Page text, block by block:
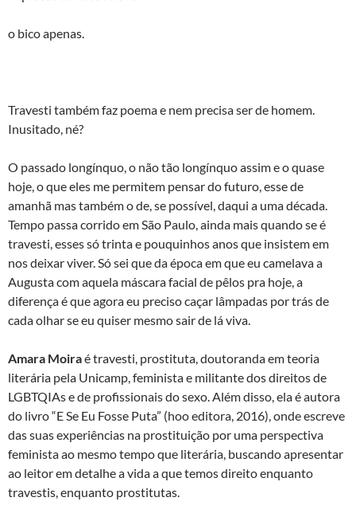
o bico apenas.
Travesti também faz poema e nem precisa ser de homem.
Inusitado, né?
O passado longínquo, o não tão longínquo assim e o quase
hoje, o que eles me permitem pensar do futuro, esse de
amanhã mas também o de, se possível, daqui a uma década.
Tempo passa corrido em São Paulo, ainda mais quando se é
travesti, esses só trinta e pouquinhos anos que insistem em
nos deixar viver. Só sei que da época em que eu camelava a
Augusta com aquela máscara facial de pêlos pra hoje, a
diferença é que agora eu preciso caçar lâmpadas por trás de
cada olhar se eu quiser mesmo sair de lá viva.
Amara Moiraé travesti, prostituta, doutoranda em teoria
literária pela Unicamp, feminista e militante dos direitos de
LGBTQIAs e de profissionais do sexo. Além disso, ela é autora
do livro “E Se Eu Fosse Puta” (hoo editora, 2016), onde escreve
das suas experiências na prostituição por uma perspectiva
feminista ao mesmo tempo que literária, buscando apresentar
ao leitor em detalhe a vida a que temos direito enquanto
travestis, enquanto prostitutas.